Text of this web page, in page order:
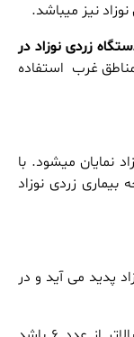
زردی نوزاد در
غرب استفاده
نمایان میشود. با
زردی نوزاد
پدید می آید و در